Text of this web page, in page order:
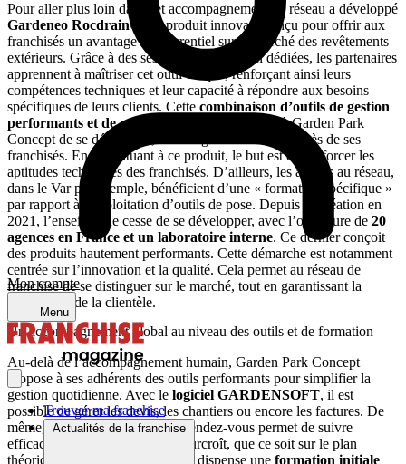
Mon compte
Menu
Trouver ma franchise
Actualités de la franchise
Pour aller plus loin dans cet accompagnement, le réseau a développé
Gardeneo Rocdrain®
, un produit innovant conçu pour offrir aux
franchisés un avantage concurrentiel sur le marché des revêtements
extérieurs. Grâce à des sessions de formation dédiées, les partenaires
apprennent à maîtriser cet outil unique, renforçant ainsi leurs
compétences techniques et leur capacité à répondre aux besoins
spécifiques de leurs clients. Cette combinaison d’outils de gestion
performants et de produits novateurs
permet à Garden Park
Concept de se démarquer, tout en garantissant le succès de ses
franchisés. En s’habituant à ce produit, le but est de renforcer les
aptitudes techniques des franchisés. D’ailleurs, les affiliés au réseau,
dans le Var par exemple, bénéficient d’une « formation spécifique »
par rapport à l’exploitation d’outils de pose. Depuis sa création en
2021, l’enseigne ne cesse de se développer, avec l’ouverture de 20
agences en France et un laboratoire interne. Ce dernier conçoit
des produits hautement performants. Cette démarche est notamment
centrée sur l’innovation et la qualité. Cela permet au réseau de
franchise de se distinguer sur le marché, tout en garantissant la
satisfaction de la clientèle.
Un accompagnement global au niveau des outils et de formation
Au-delà de l’accompagnement humain, Garden Park Concept
propose à ses adhérents des outils performants pour simplifier la
gestion quotidienne. Avec le logiciel GARDENSOFT, il est
possible de gérer les devis, les chantiers ou encore les factures. De
même, le centre de gestion des rendez-vous permet de suivre
efficacement les prospects. De surcroît, que ce soit sur le plan
théorique ou pratique, l’enseigne dispense une formation initiale